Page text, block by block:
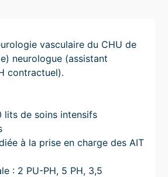
vasculaire du CHU de
neurologue (assistant
contractuel).
lits de soins intensifs
à la prise en charge des AIT
: 2 PU-PH, 5 PH, 3,5